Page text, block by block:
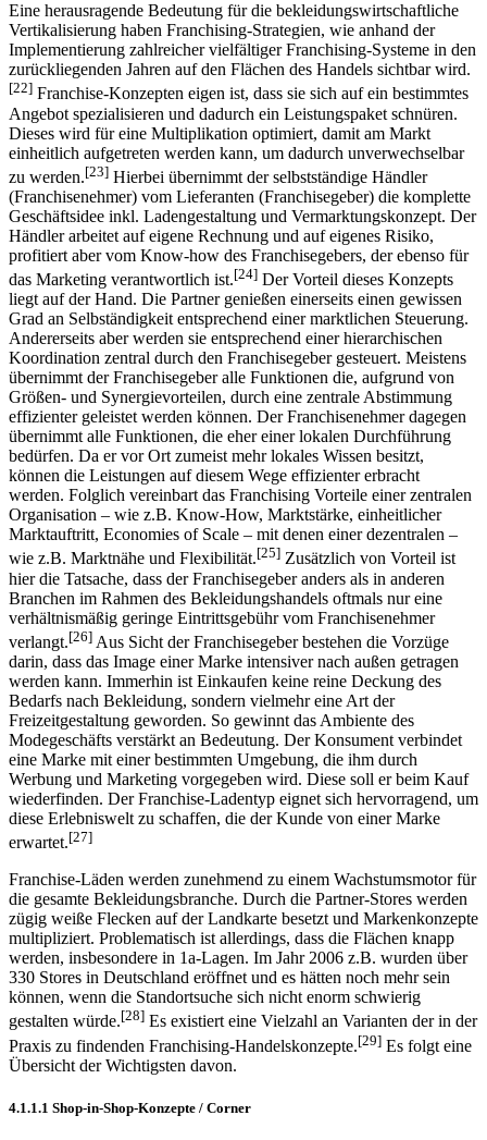
Eine herausragende Bedeutung für die bekleidungswirtschaftliche
Vertikalisierung haben Franchising-Strategien, wie anhand der
Implementierung zahlreicher vielfältiger Franchising-Systeme in den
zurückliegenden Jahren auf den Flächen des Handels sichtbar wird.
[22] Franchise-Konzepten eigen ist, dass sie sich auf ein bestimmtes
Angebot spezialisieren und dadurch ein Leistungspaket schnüren.
Dieses wird für eine Multiplikation optimiert, damit am Markt
einheitlich aufgetreten werden kann, um dadurch unverwechselbar
zu werden.[23] Hierbei übernimmt der selbstständige Händler
(Franchisenehmer) vom Lieferanten (Franchisegeber) die komplette
Geschäftsidee inkl. Ladengestaltung und Vermarktungskonzept. Der
Händler arbeitet auf eigene Rechnung und auf eigenes Risiko,
profitiert aber vom Know-how des Franchisegebers, der ebenso für
das Marketing verantwortlich ist.[24] Der Vorteil dieses Konzepts
liegt auf der Hand. Die Partner genießen einerseits einen gewissen
Grad an Selbständigkeit entsprechend einer marktlichen Steuerung.
Andererseits aber werden sie entsprechend einer hierarchischen
Koordination zentral durch den Franchisegeber gesteuert. Meistens
übernimmt der Franchisegeber alle Funktionen die, aufgrund von
Größen- und Synergievorteilen, durch eine zentrale Abstimmung
effizienter geleistet werden können. Der Franchisenehmer dagegen
übernimmt alle Funktionen, die eher einer lokalen Durchführung
bedürfen. Da er vor Ort zumeist mehr lokales Wissen besitzt,
können die Leistungen auf diesem Wege effizienter erbracht
werden. Folglich vereinbart das Franchising Vorteile einer zentralen
Organisation – wie z.B. Know-How, Marktstärke, einheitlicher
Marktauftritt, Economies of Scale – mit denen einer dezentralen –
wie z.B. Marktnähe und Flexibilität.[25] Zusätzlich von Vorteil ist
hier die Tatsache, dass der Franchisegeber anders als in anderen
Branchen im Rahmen des Bekleidungshandels oftmals nur eine
verhältnismäßig geringe Eintrittsgebühr vom Franchisenehmer
verlangt.[26] Aus Sicht der Franchisegeber bestehen die Vorzüge
darin, dass das Image einer Marke intensiver nach außen getragen
werden kann. Immerhin ist Einkaufen keine reine Deckung des
Bedarfs nach Bekleidung, sondern vielmehr eine Art der
Freizeitgestaltung geworden. So gewinnt das Ambiente des
Modegeschäfts verstärkt an Bedeutung. Der Konsument verbindet
eine Marke mit einer bestimmten Umgebung, die ihm durch
Werbung und Marketing vorgegeben wird. Diese soll er beim Kauf
wiederfinden. Der Franchise-Ladentyp eignet sich hervorragend, um
diese Erlebniswelt zu schaffen, die der Kunde von einer Marke
erwartet.[27]
Franchise-Läden werden zunehmend zu einem Wachstumsmotor für
die gesamte Bekleidungsbranche. Durch die Partner-Stores werden
zügig weiße Flecken auf der Landkarte besetzt und Markenkonzepte
multipliziert. Problematisch ist allerdings, dass die Flächen knapp
werden, insbesondere in 1a-Lagen. Im Jahr 2006 z.B. wurden über
330 Stores in Deutschland eröffnet und es hätten noch mehr sein
können, wenn die Standortsuche sich nicht enorm schwierig
gestalten würde.[28] Es existiert eine Vielzahl an Varianten der in der
Praxis zu findenden Franchising-Handelskonzepte.[29] Es folgt eine
Übersicht der Wichtigsten davon.
4.1.1.1 Shop-in-Shop-Konzepte / Corner